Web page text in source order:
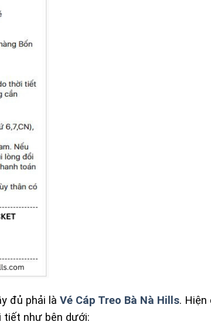
đủ phải là Vé Cáp Treo Bà Nà Hills. Hiện
tiết như bên dưới: